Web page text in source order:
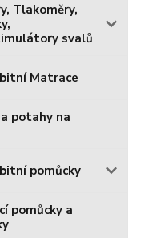
Tlakoměry,
svalů
Matrace
potahy na
pomůcky
pomůcky a